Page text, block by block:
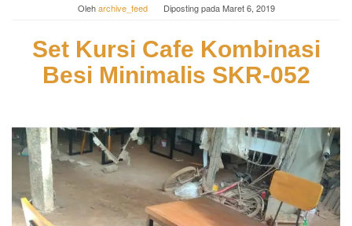
Oleharchive_feed Diposting padaMaret 6, 2019
Set Kursi Cafe Kombinasi
Besi Minimalis SKR-052